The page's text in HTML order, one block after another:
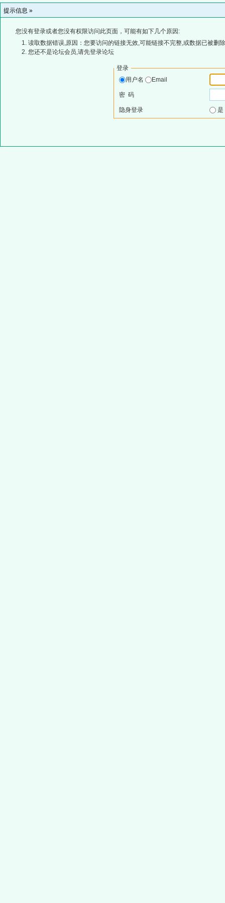
提示信息 »
您没有登录或者您没有权限访问此页面，可能有如下几个原因:
读取数据错误,原因：您要访问的链接无效,可能链接不完整,或数据已被删
您还不是论坛会员,请先登录论坛
登录
用户名
Email
密 码
隐身登录